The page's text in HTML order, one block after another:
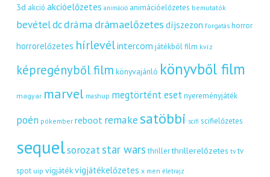
3d akció akcióelőzetes animáció animációelőzetes bemutatók
bevételdcdráma drámaelőzetes díjszezon forgatás horror
horrorelőzetes hírlevélintercom játékból film kvíz
képregényből film könyvajánló könyvből film
magyar marvel mashup megtörtént eset nyereményjáték
poén pókember reboot remakesatöbbi scifi scifielőzetes
sequelsorozatstar wars thriller thrillerelőzetes tv tv
spot uip vígjátékvígjátékelőzetes x men életrajz